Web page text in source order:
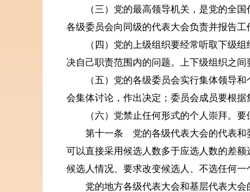
（三）党的最高领导机关，是党的全国
各级委员会向同级的代表大会负责并报告工
（四）党的上级组织要经常听取下级组
决自己职责范围内的问题。上下级组织之
（五）党的各级委员会实行集体领导和
会集体讨论，作出决定；委员会成员要根据
（六）党禁止任何形式的个人崇拜。要
第十一条 党的各级代表大会的代表和委
可以直接采用候选人数多于应选人数的差
候选人情况、要求改变候选人、不选任何
党的地方各级代表大会和基层代表大会